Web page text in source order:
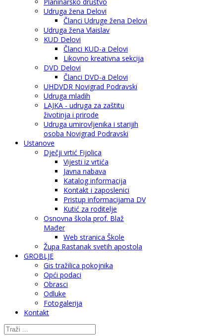
Udruga žena Delovi
Članci Udruge žena Delovi
Udruga žena Vlaislav
KUD Delovi
Članci KUD-a Delovi
Likovno kreativna sekcija
DVD Delovi
Članci DVD-a Delovi
UHDVDR Novigrad Podravski
Udruga mladih
LAJKA - udruga za zaštitu
životinja i prirode
Udruga umirovljenika i starijih
osoba Novigrad Podravski
Ustanove
Dječji vrtić Fijolica
Vijesti iz vrtića
Javna nabava
Katalog informacija
Kontakt i zaposlenici
Pristup informacijama DV
Kutić za roditelje
Osnovna škola prof. Blaž
Mađer
Web stranica Škole
Župa Rastanak svetih apostola
GROBLJE
Gis tražilica pokojnika
Opći podaci
Obrasci
Odluke
Fotogalerija
Kontakt